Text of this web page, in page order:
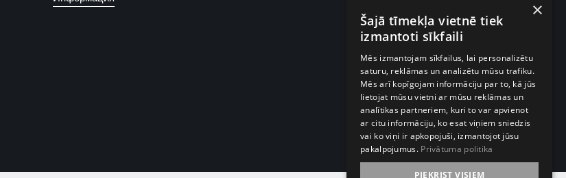
×
Šajā tīmekļa vietnē tiek
izmantoti sīkfaili
Mēs izmantojam sīkfailus, lai personalizētu
saturu, reklāmas un analizētu mūsu trafiku.
Mēs arī kopīgojam informāciju par to, kā jūs
lietojat mūsu vietni ar mūsu reklāmas un
analītikas partneriem, kuri to var apvienot
ar citu informāciju, ko esat viņiem sniedzis
vai ko viņi ir apkopojuši, izmantojot jūsu
pakalpojumus. Privātuma politika
PIEKRIST VISIEM